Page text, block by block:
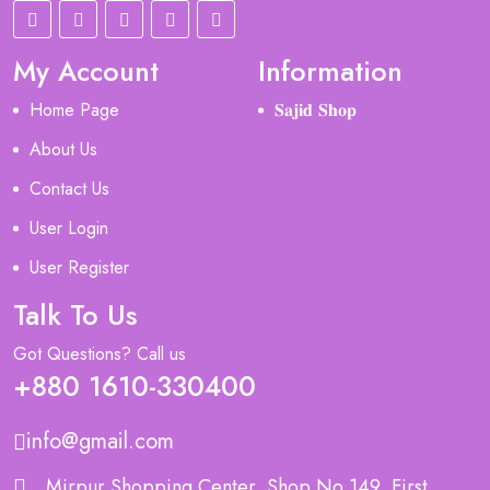
My Account
Home Page
About Us
Contact Us
User Login
User Register
Information
𝐒𝐚𝐣𝐢𝐝 𝐒𝐡𝐨𝐩
Talk To Us
Got Questions? Call us
+880 1610-330400
info@gmail.com